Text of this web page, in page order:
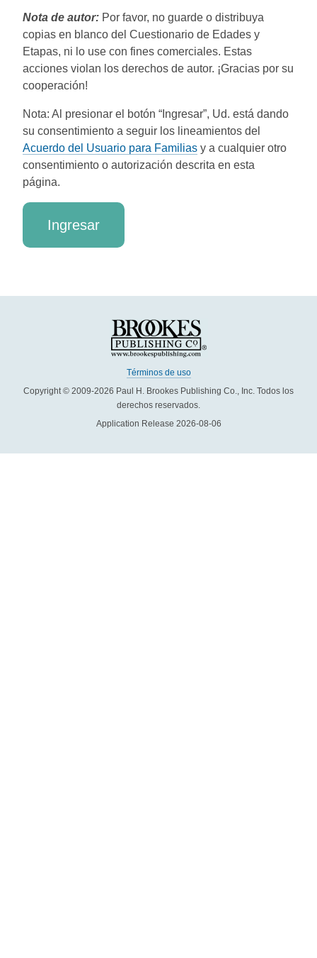
Nota de autor: Por favor, no guarde o distribuya
copias en blanco del Cuestionario de Edades y
Etapas, ni lo use con fines comerciales. Estas
acciones violan los derechos de autor. ¡Gracias por su
cooperación!
Nota: Al presionar el botón “Ingresar”, Ud. está dando
su consentimiento a seguir los lineamientos del
Acuerdo del Usuario para Familias y a cualquier otro
consentimiento o autorización descrita en esta
página.
Términos de uso
Copyright © 2009-2026 Paul H. Brookes Publishing Co., Inc. Todos los
derechos reservados.
Application Release 2026-08-06